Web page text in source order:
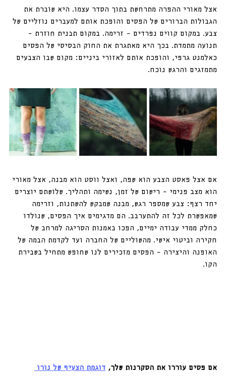
אצל מאורי ההפרה מתרחשת בתוך הסדר עצמו. היא שוברת את
הגבולות הברורים של הפסים והופכת אותם למעברים נוזליים של
צבע. במקום קווים נפרדים – זרימה. במקום תבנית חוזרת –
תנועה מתמדת. בכך היא מאתגרת את החוק הבסיסי של הפסים
כאלמנט גרפי, והופכת אותם לאזורי ביניים: מקום שבו הצבעים
מתמזגים והרגש נוכח.
אם אצל פאסט הצבע הוא שפה, ואצל ווסט הוא מבנה, אצל מאורי
הוא מצב פנימי – רישום של זמן, נשימה ותהליך. שלושתם יוצרים
יחד רצף: צבע שמספר רגש, מבנה שמבקש להשתנות, וזרימה
שמאפשרת לכל זה להתערבב. הם מדגימים איך הפסים, שנולדו
כחלק ממדי עבודה ימיים, הפכו באמנות הסריגה למרחב של
חקירה וביטוי אישי. מהשוליים של החברה ועד לקדמת הבמה של
האופנה והיצירה – הפסים מזכירים לנו שחופש מתחיל בשבירת
הקו.
אם פסים עוררו את הסקרנות שלך, דוגמת הצעיף של נורו